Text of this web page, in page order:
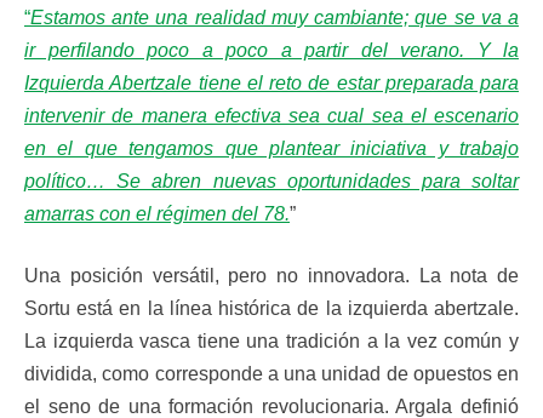
“Estamos ante una realidad muy cambiante; que se va a
ir perfilando poco a poco a partir del verano. Y la
Izquierda Abertzale tiene el reto de estar preparada para
intervenir de manera efectiva sea cual sea el escenario
en el que tengamos que plantear iniciativa y trabajo
político… Se abren nuevas oportunidades para soltar
amarras con el régimen del 78.”
Una posición versátil, pero no innovadora. La nota de
Sortu está en la línea histórica de la izquierda abertzale.
La izquierda vasca tiene una tradición a la vez común y
dividida, como corresponde a una unidad de opuestos en
el seno de una formación revolucionaria. Argala definió